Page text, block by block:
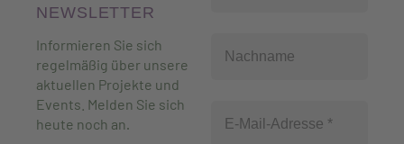
NEWSLETTER
Informieren Sie sich
regelmäßig über unsere
aktuellen Projekte und
Events. Melden Sie sich
heute noch an.